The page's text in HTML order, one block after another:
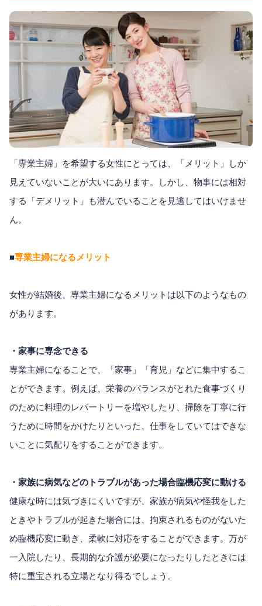
「専業主婦」を希望する女性にとっては、「メリット」しか
見えていないことが大いにあります。しかし、物事には相対
する「デメリット」も潜んでいることを見逃してはいけませ
ん。
■専業主婦になるメリット
女性が結婚後、専業主婦になるメリットは以下のようなもの
があります。
・家事に専念できる
専業主婦になることで、「家事」「育児」などに集中するこ
とができます。例えば、栄養のバランスがとれた食事づくり
のために料理のレパートリーを増やしたり、掃除を丁寧に行
うために時間をかけたりといった、仕事をしていてはできな
いことに気配りをすることができます。
・家族に病気などのトラブルがあった場合臨機応変に動ける
健康な時には気づきにくいですが、家族が病気や怪我をした
ときやトラブルが起きた場合には、拘束されるものがないた
め臨機応変に動き、柔軟に対応をすることができます。万が
一入院したり、長期的な介護が必要になったりしたときには
特に重宝される立場となり得るでしょう。